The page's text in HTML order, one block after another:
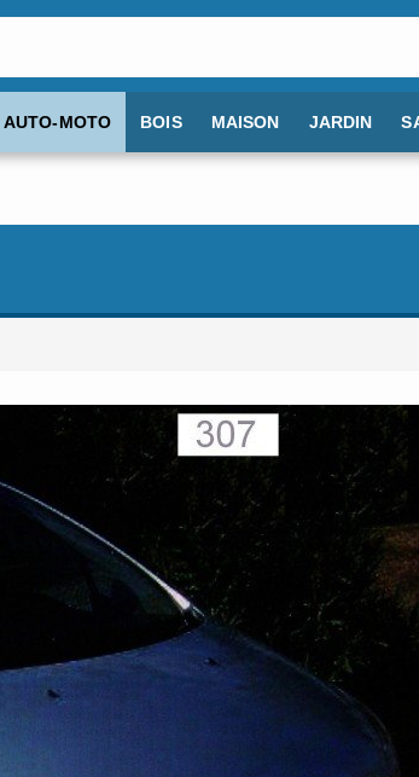
AUTO-MOTO BOIS MAISON JARDIN